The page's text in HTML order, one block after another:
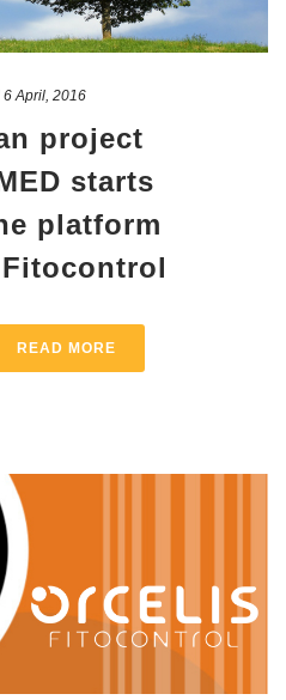
6 April, 2016
project
starts
platform
READ MORE